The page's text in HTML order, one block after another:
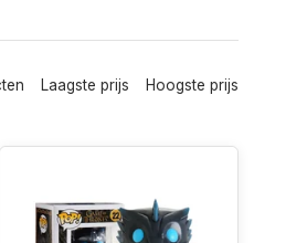
Laagste prijs Hoogste prijs